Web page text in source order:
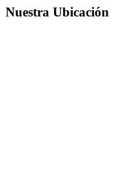
Nuestra Ubicación